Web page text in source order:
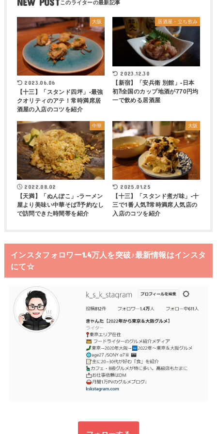
大阪
2023.06.06
【十三】「スタンド四坪」-最強
クオリティのアテ！常時満席居
酒屋の入店のコツを紹介
居酒屋・立ち飲み
2023.12.30
【新宿】「安兵衛 別館」-日本
初⁈全国のカップ地酒が770円均
一で飲める居酒屋
中華
2022.08.02
【天満】「ぬんぽこ」-ラーメン
屋より美味い中華そば⁈予約なし
で訪問できた時間帯を紹介
大阪
2025.01.25
【十三】「スタンド煮ガ味」-十
三で1番人気⁈常時満席人気店の
入店のコツを紹介
インスタフォロワー1.4万人を突破♪最新情報はインスタ
にて☆